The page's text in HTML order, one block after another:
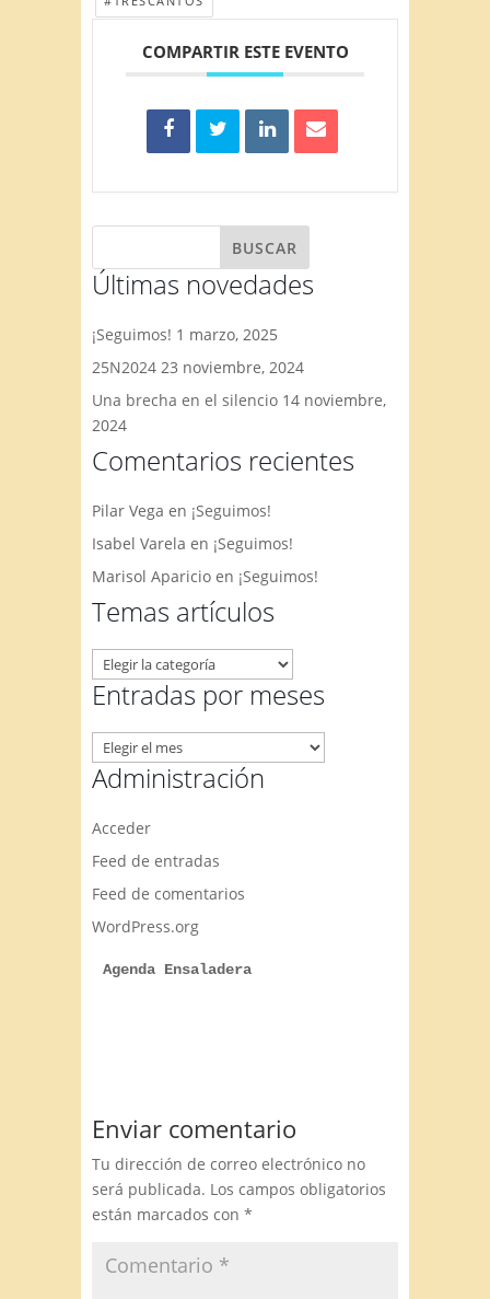
COMPARTIR ESTE EVENTO
Últimas novedades
¡Seguimos! 1 marzo, 2025
25N2024 23 noviembre, 2024
Una brecha en el silencio 14 noviembre,
2024
Comentarios recientes
Pilar Vega en ¡Seguimos!
Isabel Varela en ¡Seguimos!
Marisol Aparicio en ¡Seguimos!
Temas artículos
Temas
artículos
Entradas por meses
Entradas
por
meses
Administración
Acceder
Feed de entradas
Feed de comentarios
WordPress.org
Agenda Ensaladera
Enviar comentario
Tu dirección de correo electrónico no
será publicada. Los campos obligatorios
están marcados con *